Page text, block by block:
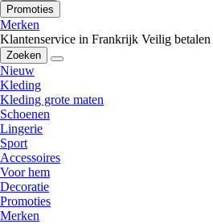
Promoties
Merken
Klantenservice in Frankrijk Veilig betalen
Zoeken
Nieuw
Kleding
Kleding grote maten
Schoenen
Lingerie
Sport
Accessoires
Voor hem
Decoratie
Promoties
Merken